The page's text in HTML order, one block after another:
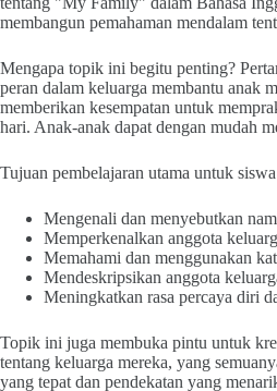
membangun pemahaman mendalam
Mengapa topik ini begitu penting?
peran dalam keluarga membantu anak
memberikan kesempatan untuk
hari. Anak-anak dapat dengan mudah
Tujuan pembelajaran utama untuk
Mengenali dan menyebutkan
Memperkenalkan anggota
Memahami dan menggunakan
Mendeskripsikan anggota
Meningkatkan rasa percaya diri
Topik ini juga membuka pintu untuk
tentang keluarga mereka, yang
yang tepat dan pendekatan yang